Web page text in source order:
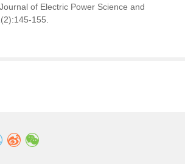
of Electric Power Science and
155.